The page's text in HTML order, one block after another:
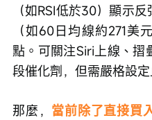
（如RSI低於30）顯示
（如60日均線約271美
點。可關注Siri上線、摺
段催化劑，但需嚴格設定
那麼， 當前除了直接買